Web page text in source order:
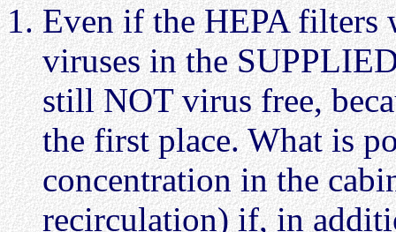
Even if the HEPA
viruses in the
still NOT virus free,
the first place. What is
concentration in the
recirculation) if, in